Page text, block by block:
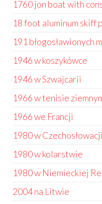
1760 jon boat with
18 foot aluminum skiff
191 błogosławionych
1946 w koszykówce
1946 w Szwajcarii
1966 w tenisie
1966 we Francji
1980 w Czechosłowacji
1980 w kolarstwie
1980 w Niemieckiej
2004 na Litwie